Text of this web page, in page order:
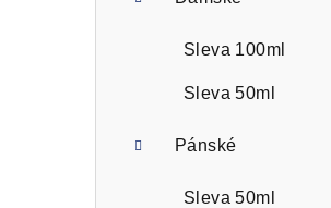
Sleva 100ml
Sleva 50ml
Pánské
Sleva 50ml